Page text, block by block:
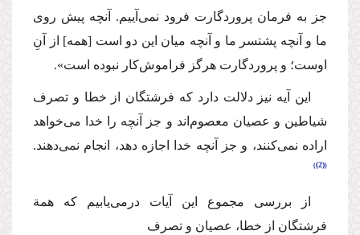
جز به فرمان پروردگارت فرود نمی‌آییم. آنچه پیش روی
ما و آنچه پشت‏سر ما و آنچه میان این دو است [همه] از آنِ
اوست؛ و پروردگارت هرگز فراموش‌كار نبوده است».
این آیه نیز دلالت دارد كه فرشتگان از خطا و تصرف
شیاطین و عصیان معصوم‌اند و جز آنچه را خدا می‌خواهد
اراده نمی‌كنند، و جز آنچه خدا اجازه دهد، انجام نمی‌دهند.
(2)
از بررسی مجموع این آیات درمی‌یابیم كه همة
فرشتگان از خطا، عصیان و تصرف